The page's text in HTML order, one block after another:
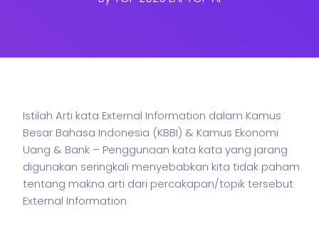
Istilah Arti kata External Information dalam Kamus
Besar Bahasa Indonesia (KBBI) & Kamus Ekonomi
Uang & Bank – Penggunaan kata kata yang jarang
digunakan seringkali menyebabkan kita tidak paham
tentang makna arti dari percakapan/topik tersebut
External Information